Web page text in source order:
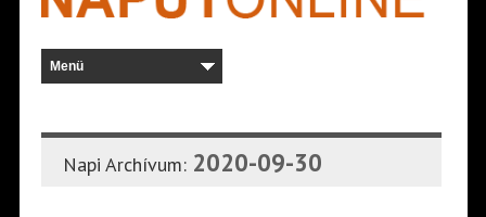
Napi Archívum: 2020-09-30